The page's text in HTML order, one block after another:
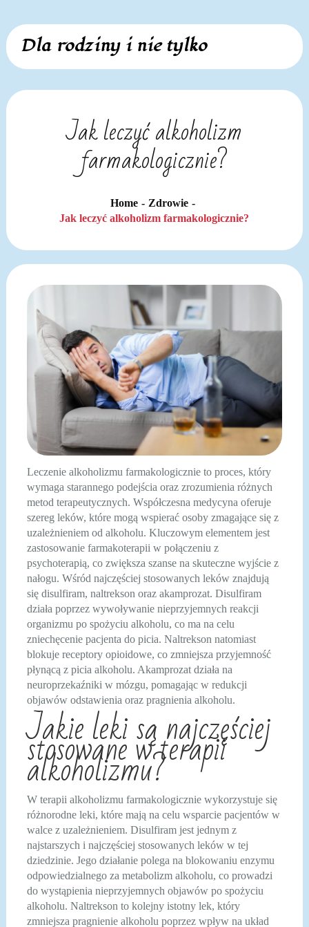
Skip
content
Dla rodziny i nie tylko
Jak leczyć alkoholizm
farmakologicznie?
Home
Zdrowie
Jak leczyć alkoholizm farmakologicznie?
Leczenie alkoholizmu farmakologicznie to proces, który
wymaga starannego podejścia oraz zrozumienia różnych
metod terapeutycznych. Współczesna medycyna oferuje
szereg leków, które mogą wspierać osoby zmagające się z
uzależnieniem od alkoholu. Kluczowym elementem jest
zastosowanie farmakoterapii w połączeniu z
psychoterapią, co zwiększa szanse na skuteczne wyjście z
nałogu. Wśród najczęściej stosowanych leków znajdują
się disulfiram, naltrekson oraz akamprozat. Disulfiram
działa poprzez wywoływanie nieprzyjemnych reakcji
organizmu po spożyciu alkoholu, co ma na celu
zniechęcenie pacjenta do picia. Naltrekson natomiast
blokuje receptory opioidowe, co zmniejsza przyjemność
płynącą z picia alkoholu. Akamprozat działa na
neuroprzekaźniki w mózgu, pomagając w redukcji
objawów odstawienia oraz pragnienia alkoholu.
Jakie leki są najczęściej
stosowane w terapii
alkoholizmu?
W terapii alkoholizmu farmakologicznie wykorzystuje się
różnorodne leki, które mają na celu wsparcie pacjentów w
walce z uzależnieniem. Disulfiram jest jednym z
najstarszych i najczęściej stosowanych leków w tej
dziedzinie. Jego działanie polega na blokowaniu enzymu
odpowiedzialnego za metabolizm alkoholu, co prowadzi
do wystąpienia nieprzyjemnych objawów po spożyciu
alkoholu. Naltrekson to kolejny istotny lek, który
zmniejsza pragnienie alkoholu poprzez wpływ na układ